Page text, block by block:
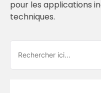
pour les applications
techniques.